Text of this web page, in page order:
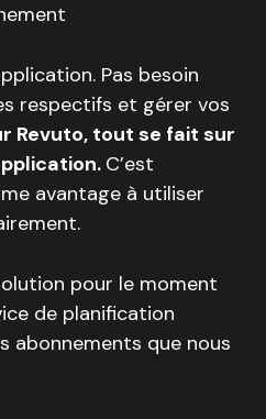
Pas besoin
respectifs et gérer vos
Revuto, tout se fait sur
C’est
avantage à utiliser
pour le moment
de planification
abonnements que nous